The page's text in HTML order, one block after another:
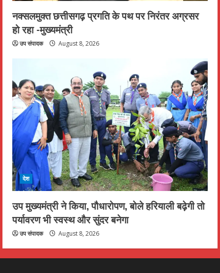
नक्सलमुक्त छत्तीसगढ़ प्रगति के पथ पर निरंतर अग्रसर
हो रहा -मुख्यमंत्री
उप संपादक August 8, 2026
देश
उप मुख्यमंत्री ने किया, पौधारोपण, बोले हरियाली बढ़ेगी तो
पर्यावरण भी स्वस्थ और सुंदर बनेगा
उप संपादक August 8, 2026